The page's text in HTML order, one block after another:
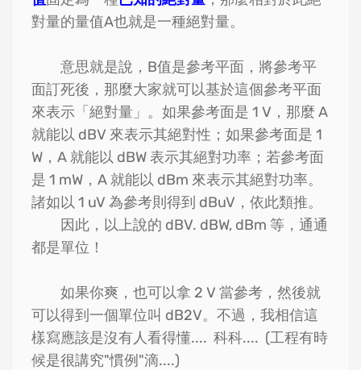
對量的量值A也就是一種絕對量。
意思就是說，B值是參考平面，將參考平
面訂死後，那麼大家就可以基於這個參考平面
來表示「絕對量」。如果參考面是 1 V，那麼 A
就能以 dBV 來表示其絕對性；如果參考面是 1
W，A 就能以 dBW 表示其絕對功率；若參考面
是 1 mW，A 就能以 dBm 來表示其絕對功率。
諸如以 1 uV 為參考則得到 dBuV，依此類推。
因此，以上說的 dBV. dBW, dBm 等，通通
都是單位！
如果你爽，也可以拿 2 V 當參考，然後就
可以得到一個單位叫 dB2V。不過，我相信這
樣寫應該是沒有人看得懂.... 科科.... (工程有時
候是很講究"慣例"滴....)